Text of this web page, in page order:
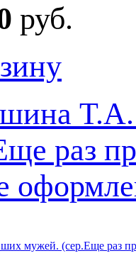
руб.
мужей. (сер.Еще раз